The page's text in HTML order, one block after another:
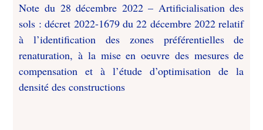
Note du 28 décembre 2022 – Artificialisation des
sols : décret 2022-1679 du 22 décembre 2022 relatif
à l’identification des zones préférentielles de
renaturation, à la mise en oeuvre des mesures de
compensation et à l’étude d’optimisation de la
densité des constructions